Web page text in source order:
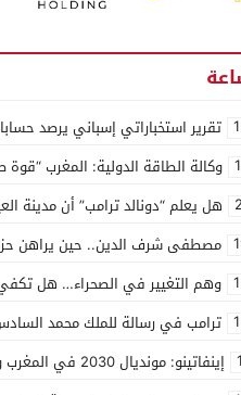
تقرير استخباراتي إسباني يرصد حسابات من الجزائر وأرقاما بـ”213+”
وكالة الطاقة الدولية: المغرب
هل يعلم “دونالد ترامب” أن مدينة
مصطفى شرف الدين.. حين يراهن حزب
وهم التغيير في الصحراء… هل تكفي
ترامب في رسالة للملك محمد
إينفاتينو: مونديال 2030 في المغرب وإسبانيا والبرتغال سيكون “الأجمل في التاريخ”